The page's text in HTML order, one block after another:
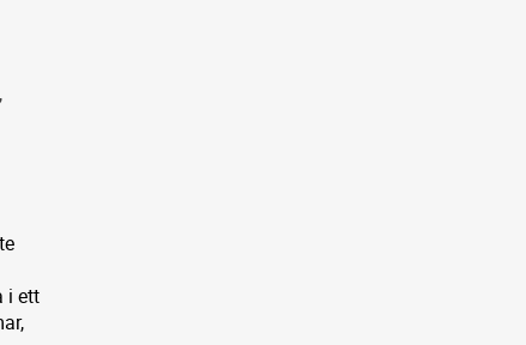
i ett